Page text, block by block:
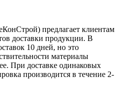
предлагает клиентам
доставки продукции. В
10 дней, но это
материалы
При доставке одинаковых
производится в течение 2-